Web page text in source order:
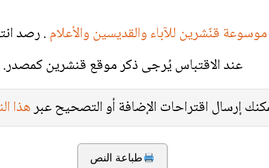
موسوعة قنّشرين للآباء والقديسين والأعلام. رصد
عند الاقتباس يُرجى ذكر موقع قنشرين كمصدر.
إرسال اقتراحات الإضافة أو التصحيح عبرهذا
طباعة النص